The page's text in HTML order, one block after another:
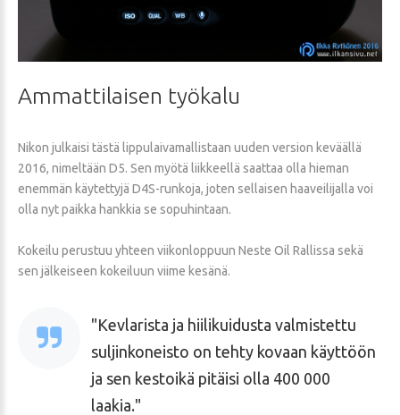
Ammattilaisen työkalu
Nikon julkaisi tästä lippulaivamallistaan uuden version keväällä
2016, nimeltään D5. Sen myötä liikkeellä saattaa olla hieman
enemmän käytettyjä D4S-runkoja, joten sellaisen haaveilijalla voi
olla nyt paikka hankkia se sopuhintaan.
Kokeilu perustuu yhteen viikonloppuun Neste Oil Rallissa sekä
sen jälkeiseen kokeiluun viime kesänä.
Kevlarista ja hiilikuidusta valmistettu
suljinkoneisto on tehty kovaan käyttöön
ja sen kestoikä pitäisi olla 400 000
laakia.